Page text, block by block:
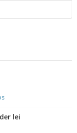
lei